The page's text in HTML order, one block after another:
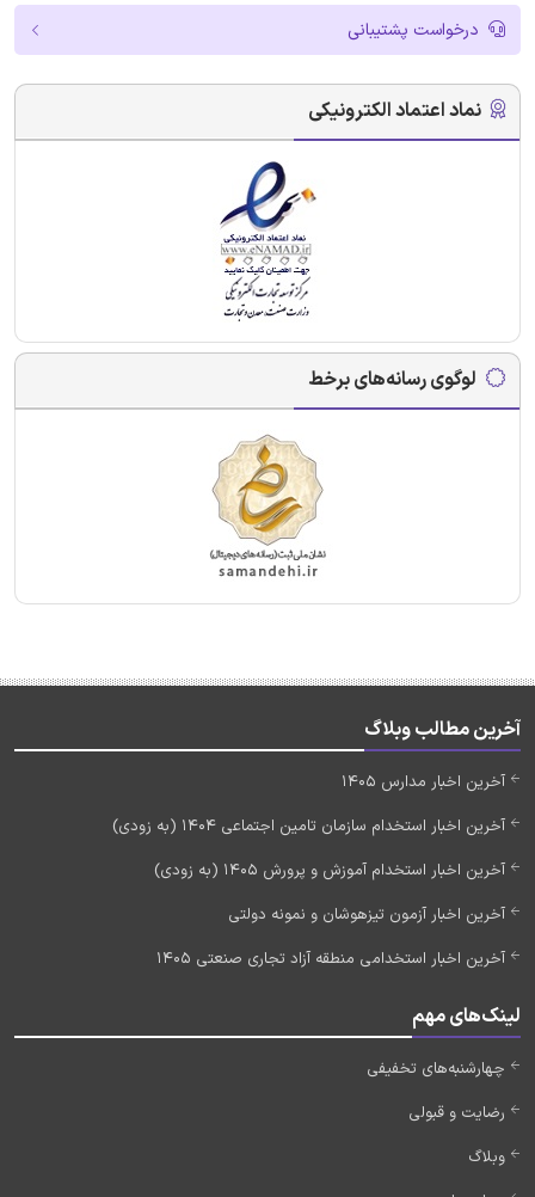
درخواست پشتیبانی
نماد اعتماد الکترونیکی
لوگوی رسانه‌های برخط
آخرین مطالب وبلاگ
آخرین اخبار مدارس 1405
آخرین اخبار استخدام سازمان تامین اجتماعی 1404 (به زودی)
آخرین اخبار استخدام آموزش و پرورش 1405 (به زودی)
آخرین اخبار آزمون تیزهوشان و نمونه دولتی
آخرین اخبار استخدامی منطقه آزاد تجاری صنعتی 1405
لینک‌های مهم
چهارشنبه‌های تخفیفی
رضایت و قبولی
وبلاگ